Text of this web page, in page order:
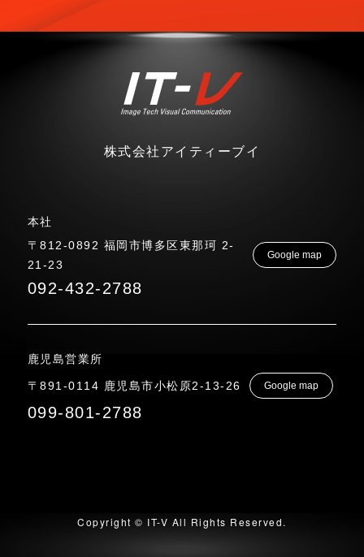
株式会社アイティーブイ
本社
〒812-0892 福岡市博多区東那珂 2-
21-23
Google map
092-432-2788
鹿児島営業所
〒891-0114 鹿児島市小松原2-13-26 Google map
099-801-2788
Copyright © IT-V All Rights Reserved.